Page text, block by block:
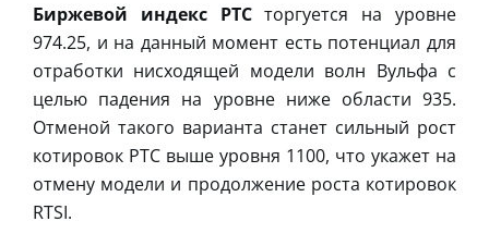
Биржевой индекс РТСторгуется на уровне
974.25, и на данный момент есть потенциал для
отработки нисходящей модели волн Вульфа с
целью падения на уровне ниже области 935.
Отменой такого варианта станет сильный рост
котировок РТС выше уровня 1100, что укажет на
отмену модели и продолжение роста котировок
RTSI.